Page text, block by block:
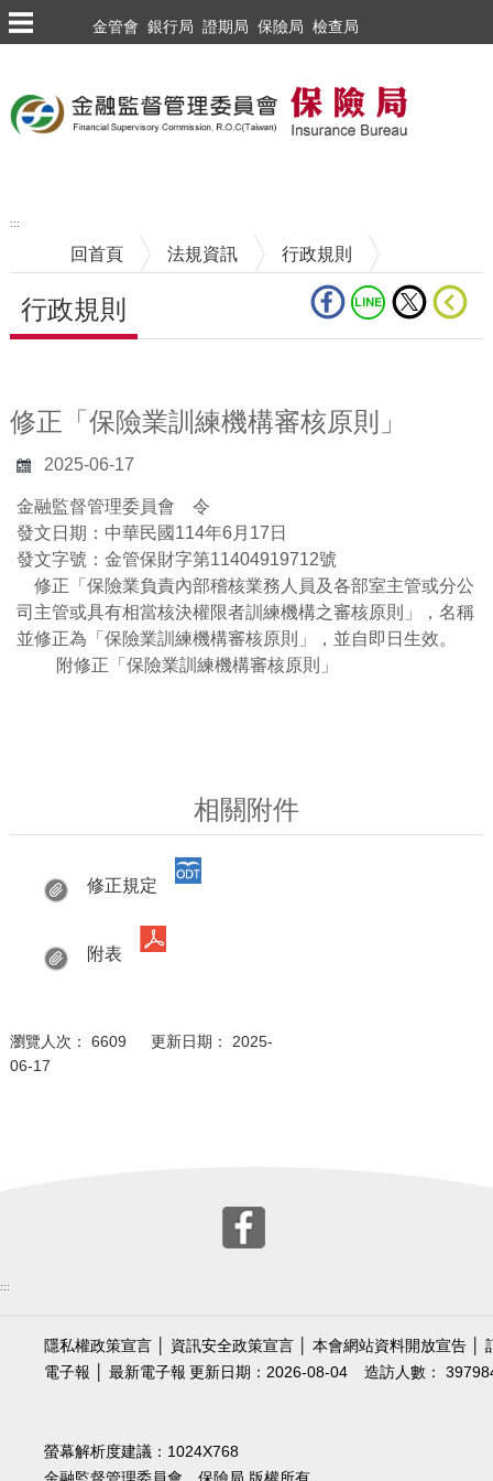
跳到主要內容區塊
金管會 銀行局 證期局 保險局 檢查局
:::
回首頁 法規資訊 行政規則
行政規則
修正「保險業訓練機構審核原則」
2025-06-17
金融監督管理委員會 令
發文日期：中華民國114年6月17日
發文字號：金管保財字第11404919712號
修正「保險業負責內部稽核業務人員及各部室主管或分公
司主管或具有相當核決權限者訓練機構之審核原則」，名稱
並修正為「保險業訓練機構審核原則」，並自即日生效。
附修正「保險業訓練機構審核原則」
相關附件
修正規定
附表
瀏覽人次： 6609 更新日期： 2025-
06-17
:::
隱私權政策宣言 資訊安全政策宣言 本會網站資料開放宣告
電子報
最新電子報 造訪人數：
更新日期：2026-08-04
螢幕解析度建議：1024X768